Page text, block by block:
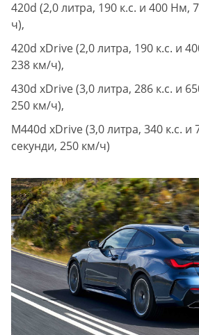
420d (2,0 литра, 190 к.с. и 400 Нм,
ч),
420d xDrive (2,0 литра, 190 к.с. и
238 км/ч),
430d xDrive (3,0 литра, 286 к.с. и
250 км/ч),
M440d xDrive (3,0 литра, 340 к.с. и
секунди, 250 км/ч)